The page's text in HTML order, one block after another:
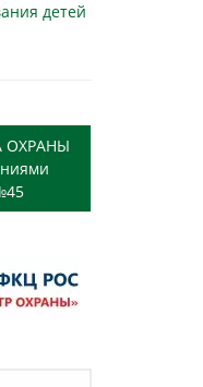
детей
ОХРАНЫ